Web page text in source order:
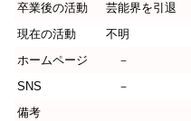
卒業後の活動
芸能界を引退
現在の活動
不明
ホームページ
－
SNS
－
備考